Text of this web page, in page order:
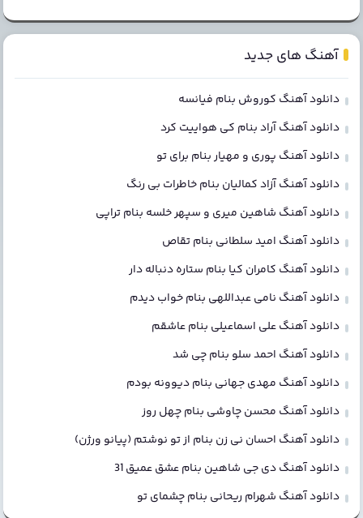
آهنگ های جدید
دانلود آهنگ کوروش بنام فیانسه
دانلود آهنگ آراد بنام کی هواییت کرد
دانلود آهنگ پوری و مهیار بنام برای تو
دانلود آهنگ آزاد کمالیان بنام خاطرات بی رنگ
دانلود آهنگ شاهین میری و سپهر خلسه بنام تراپی
دانلود آهنگ امید سلطانی بنام تقاص
دانلود آهنگ کامران کیا بنام ستاره دنباله دار
دانلود آهنگ نامی عبداللهی بنام خواب دیدم
دانلود آهنگ علی اسماعیلی بنام عاشقم
دانلود آهنگ احمد سلو بنام چی شد
دانلود آهنگ مهدی جهانی بنام دیوونه بودم
دانلود آهنگ محسن چاوشی بنام چهل روز
دانلود آهنگ احسان نی زن بنام از تو نوشتم (پیانو ورژن)
دانلود آهنگ دی جی شاهین بنام عشق عمیق 31
دانلود آهنگ شهرام ریحانی بنام چشمای تو